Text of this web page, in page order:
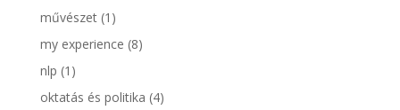
művészet(1)
my experience (8)
nlp (1)
oktatás és politika (4)